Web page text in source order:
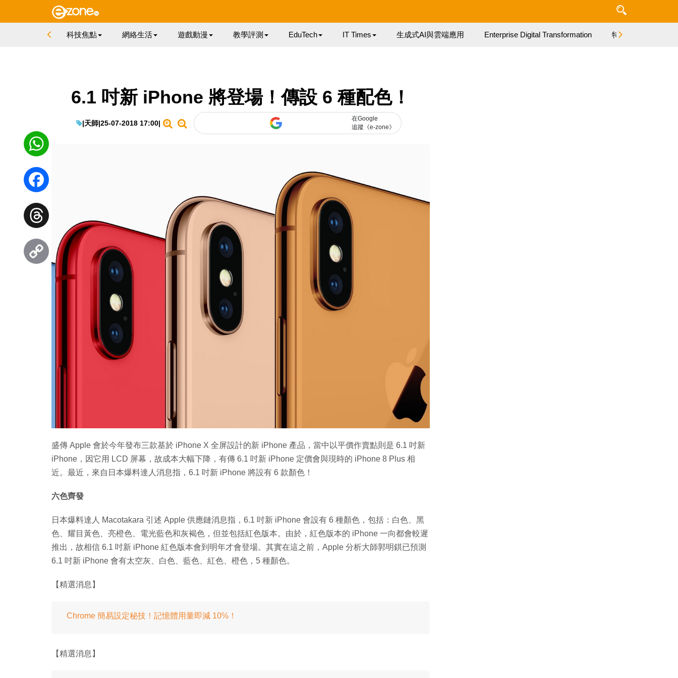
科技焦點 網絡生活 遊戲動漫 教學評測 EduTech IT Times 生成式AI與雲端應用 Enterprise Digital Transformation 特集
6.1 吋新 iPhone 將登場！傳設 6 種配色！
|天師|25-07-2018 17:00|
在Google
追蹤《e-zone》
盛傳 Apple 會於今年發布三款基於 iPhone X 全屏設計的新 iPhone 產品，當中以平價作賣點則是 6.1 吋新
iPhone，因它用 LCD 屏幕，故成本大幅下降，有傳 6.1 吋新 iPhone 定價會與現時的 iPhone 8 Plus 相
近。最近，來自日本爆料達人消息指，6.1 吋新 iPhone 將設有 6 款顏色！
六色齊發
日本爆料達人 Macotakara 引述 Apple 供應鏈消息指，6.1 吋新 iPhone 會設有 6 種顏色，包括：白色、黑
色、耀目黃色、亮橙色、電光藍色和灰褐色，但並包括紅色版本。由於，紅色版本的 iPhone 一向都會較遲
推出，故相信 6.1 吋新 iPhone 紅色版本會到明年才會登場。其實在這之前，Apple 分析大師郭明錤已預測
6.1 吋新 iPhone 會有太空灰、白色、藍色、紅色、橙色，5 種顏色。
【精選消息】
Chrome 簡易設定秘技！記憶體用量即減 10℅！
【精選消息】
WhatsApp
Facebook
Threads
Copy